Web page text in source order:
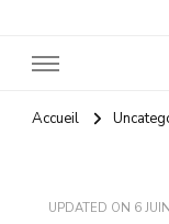
Accueil
UPDATED ON 6